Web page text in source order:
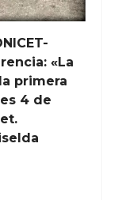
«La
primera
4 de